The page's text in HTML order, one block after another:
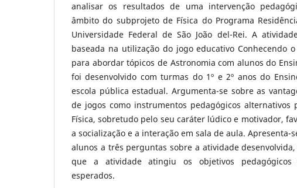
analisar os resultados de uma intervenção
âmbito do subprojeto de Física do Programa
Universidade Federal de São João del-Rei. A
baseada na utilização do jogo educativo Conhecendo
para abordar tópicos de Astronomia com alunos do
foi desenvolvido com turmas do 1º e 2º anos do
escola pública estadual. Argumenta-se sobre as
de jogos como instrumentos pedagógicos alternativos
Física, sobretudo pelo seu caráter lúdico e motivador,
a socialização e a interação em sala de aula. Apresenta-
alunos a três perguntas sobre a atividade
que a atividade atingiu os objetivos pedagógicos
esperados.